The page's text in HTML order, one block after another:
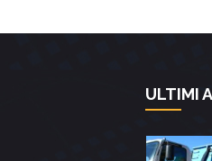
ULTIMI